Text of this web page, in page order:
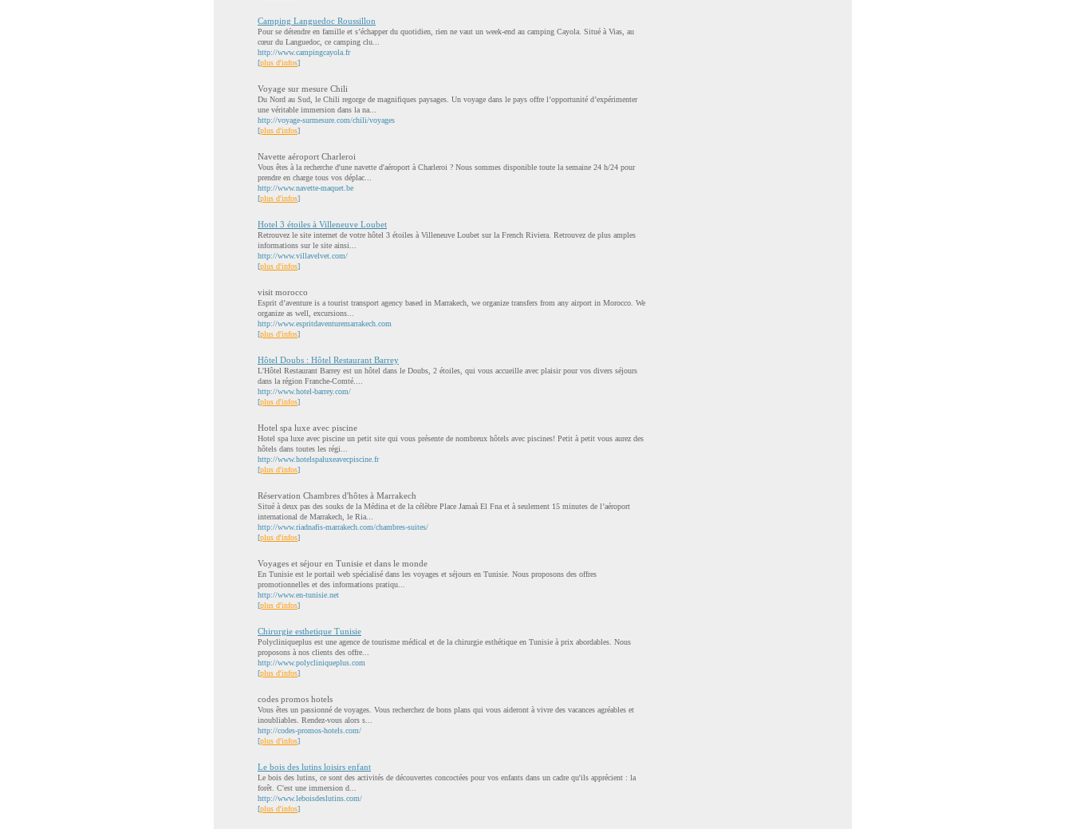
Camping Languedoc Roussillon
Pour se détendre en famille et s’échapper du quotidien, rien ne vaut un week-end au camping Cayola. Situé à Vias, au
cœur du Languedoc, ce camping clu...
http://www.campingcayola.fr
[plus d'infos]
Voyage sur mesure Chili
Du Nord au Sud, le Chili regorge de magnifiques paysages. Un voyage dans le pays offre l’opportunité d’expérimenter
une véritable immersion dans la na...
http://voyage-surmesure.com/chili/voyages
[plus d'infos]
Navette aéroport Charleroi
Vous êtes à la recherche d'une navette d'aéroport à Charleroi ? Nous sommes disponible toute la semaine 24 h/24 pour
prendre en charge tous vos déplac...
http://www.navette-maquet.be
[plus d'infos]
Hotel 3 étoiles à Villeneuve Loubet
Retrouvez le site internet de votre hôtel 3 étoiles à Villeneuve Loubet sur la French Riviera. Retrouvez de plus amples
informations sur le site ainsi...
http://www.villavelvet.com/
[plus d'infos]
visit morocco
Esprit d’aventure is a tourist transport agency based in Marrakech, we organize transfers from any airport in Morocco. We
organize as well, excursions...
http://www.espritdaventuremarrakech.com
[plus d'infos]
Hôtel Doubs : Hôtel Restaurant Barrey
L'Hôtel Restaurant Barrey est un hôtel dans le Doubs, 2 étoiles, qui vous accueille avec plaisir pour vos divers séjours
dans la région Franche-Comté....
http://www.hotel-barrey.com/
[plus d'infos]
Hotel spa luxe avec piscine
Hotel spa luxe avec piscine un petit site qui vous présente de nombreux hôtels avec piscines! Petit à petit vous aurez des
hôtels dans toutes les régi...
http://www.hotelspaluxeavecpiscine.fr
[plus d'infos]
Réservation Chambres d'hôtes à Marrakech
Situé à deux pas des souks de la Médina et de la célèbre Place Jamaà El Fna et à seulement 15 minutes de l’aéroport
international de Marrakech, le Ria...
http://www.riadnafis-marrakech.com/chambres-suites/
[plus d'infos]
Voyages et séjour en Tunisie et dans le monde
En Tunisie est le portail web spécialisé dans les voyages et séjours en Tunisie. Nous proposons des offres
promotionnelles et des informations pratiqu...
http://www.en-tunisie.net
[plus d'infos]
Chirurgie esthetique Tunisie
Polycliniqueplus est une agence de tourisme médical et de la chirurgie esthétique en Tunisie à prix abordables. Nous
proposons à nos clients des offre...
http://www.polycliniqueplus.com
[plus d'infos]
codes promos hotels
Vous êtes un passionné de voyages. Vous recherchez de bons plans qui vous aideront à vivre des vacances agréables et
inoubliables. Rendez-vous alors s...
http://codes-promos-hotels.com/
[plus d'infos]
Le bois des lutins loisirs enfant
Le bois des lutins, ce sont des activités de découvertes concoctées pour vos enfants dans un cadre qu'ils apprécient : la
forêt. C'est une immersion d...
http://www.leboisdeslutins.com/
[plus d'infos]